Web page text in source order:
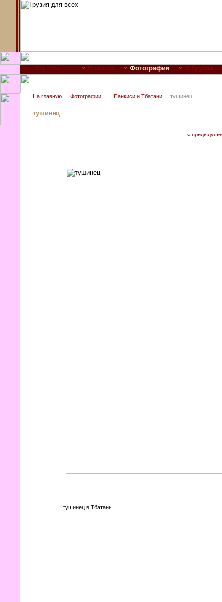
Новости Фотографии О Грузии
На главную Фотографии _ Панкиси и Тбатани тушинец
тушинец
«
тушинец в Тбатани